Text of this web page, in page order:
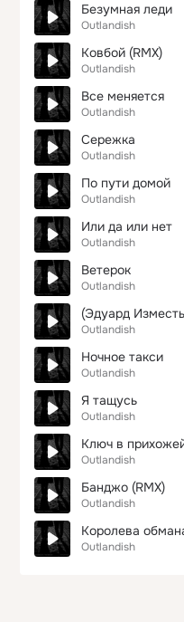
Безумная леди
Outlandish
Ковбой (RMX)
Outlandish
Все меняется
Outlandish
Сережка
Outlandish
По пути домой
Outlandish
Или да или нет
Outlandish
Ветерок
Outlandish
(Эдуард
Outlandish
Ночное такси
Outlandish
Я тащусь
Outlandish
Ключ в
Outlandish
Банджо (RMX)
Outlandish
Королева
Outlandish